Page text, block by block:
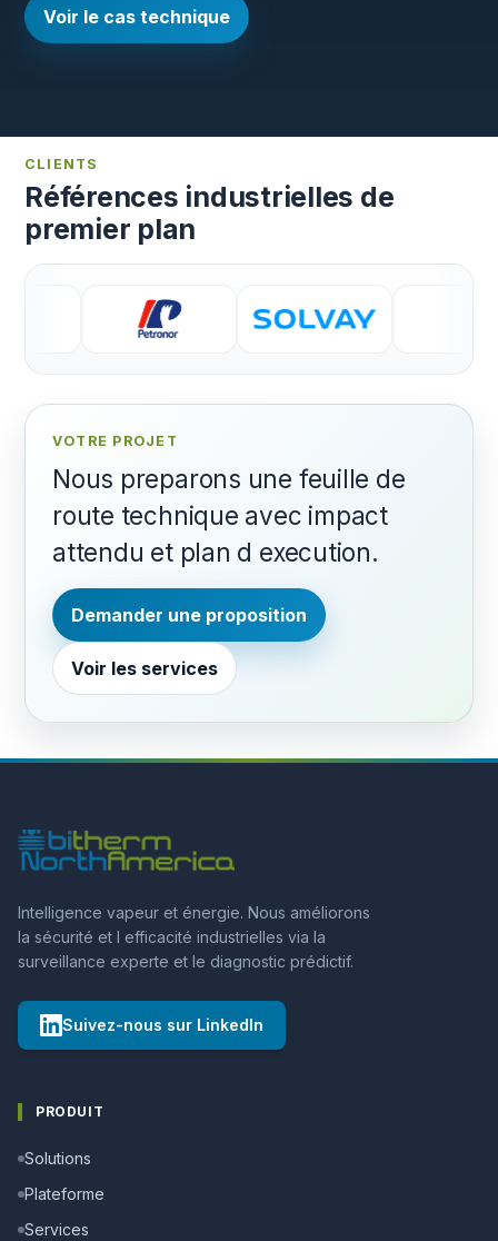
Voir le cas technique
CLIENTS
Références industrielles de
premier plan
VOTRE PROJET
Nous preparons une feuille de
route technique avec impact
attendu et plan d execution.
Demander une proposition
Voir les services
Intelligence vapeur et énergie. Nous améliorons
la sécurité et l efficacité industrielles via la
surveillance experte et le diagnostic prédictif.
Suivez-nous sur LinkedIn
PRODUIT
Solutions
Plateforme
Services